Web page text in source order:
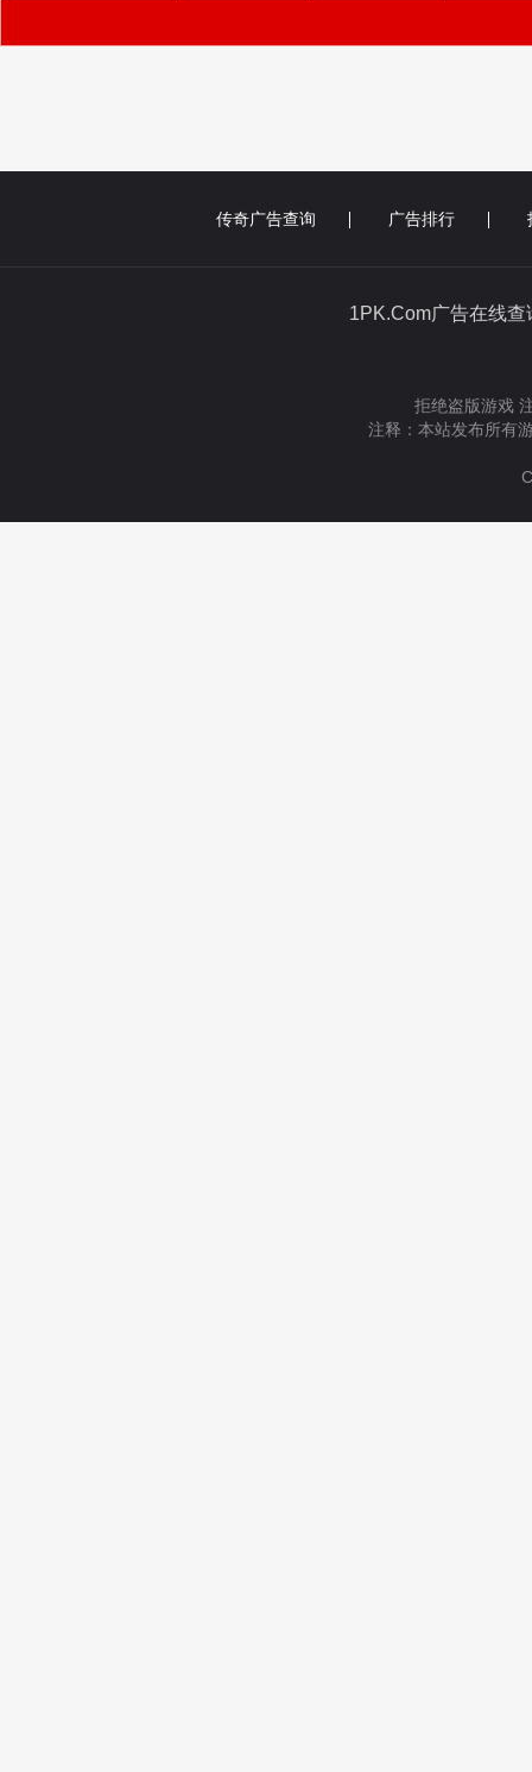
传奇广告查询 广告排行
1PK.Com广告在
拒绝盗版游戏
注释：本站发布所有